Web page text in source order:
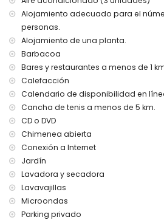
kilómetros de la villa)
Se admiten mascotas
El alojamiento es muy adecuado
Instalaciones y servicios incluidos
de la villa
Internet (WiFi)
Ropa de cama y toallas
Servicio de recepción
Calefacción por suelo radiante y
Servicio de aeropuerto
Deportes
Tenis (a menos de 5 kilómetros
Alojamiento adecuado para el
personas.
Alojamiento de una planta.
Barbacoa
Bares y restaurantes a menos de 1
Calefacción
Calendario de disponibilidad en
Cancha de tenis a menos de 5 km.
CD o DVD
Chimenea abierta
Conexión a Internet
Jardín
Lavadora y secadora
Lavavajillas
Microondas
Parking privado